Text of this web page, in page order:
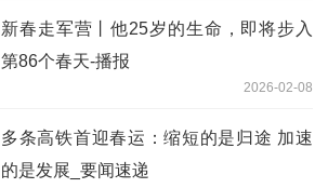
新春走军营丨他25岁的生命，即将步入
第86个春天-播报
2026-02-08
多条高铁首迎春运：缩短的是归途 加速
的是发展_要闻速递